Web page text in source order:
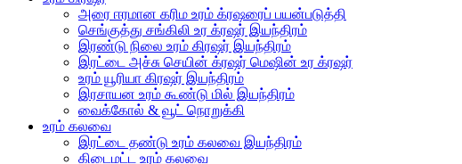
அரை ஈரமான கரிம உரம் க்ரஷரைப் பயன்படுத்தி
செங்குத்து சங்கிலி உர க்ரஷர் இயந்திரம்
இரண்டு நிலை உரம் கிரஷர் இயந்திரம்
இரட்டை அச்சு செயின் க்ரஷர் மெஷின் உர க்ரஷர்
உரம் யூரியா கிரஷர் இயந்திரம்
இரசாயன உரம் கூண்டு மில் இயந்திரம்
வைக்கோல் & வூட் நொறுக்கி
உரம் கலவை
இரட்டை தண்டு உரம் கலவை இயந்திரம்
கிடைமட்ட உரம் கலவை